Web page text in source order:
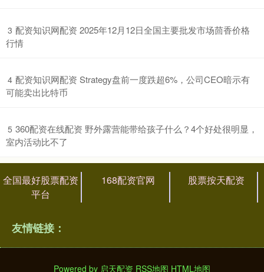
3 ​配资知识网配资 2025年12月12日全国主要批发市场茴香价格
行情
4 ​配资知识网配资 Strategy盘前一度跌超6%，公司CEO暗示有
可能卖出比特币
5 ​360配资在线配资 野外露营能带给孩子什么？4个好处很明显，
室内活动比不了
全国最好股票配资
平台
168配资官网 股票按天配资
友情链接：
Powered by 启天配资 RSS地图 HTML地图